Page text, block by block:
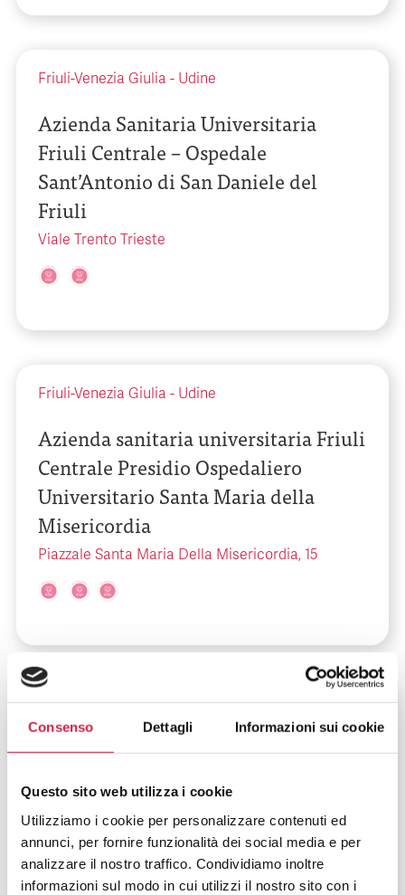
Consenso Dettagli Informazioni sui cookie
Questo sito web utilizza i cookie
Utilizziamo i cookie per personalizzare contenuti ed
annunci, per fornire funzionalità dei social media e per
analizzare il nostro traffico. Condividiamo inoltre
informazioni sul modo in cui utilizzi il nostro sito con i
Friuli-Venezia Giulia - Udine
Azienda Sanitaria Universitaria
Friuli Centrale – Ospedale
Sant’Antonio di San Daniele del
Friuli
Viale Trento Trieste
Friuli-Venezia Giulia - Udine
Azienda sanitaria universitaria Friuli
Centrale Presidio Ospedaliero
Universitario Santa Maria della
Misericordia
Piazzale Santa Maria Della Misericordia, 15
Friuli-Venezia Giulia-Trieste
Azienda Sanitaria Universitaria
Giuliano Isontina – Ospedale di
Cattinara
Strada di Fiume, 447